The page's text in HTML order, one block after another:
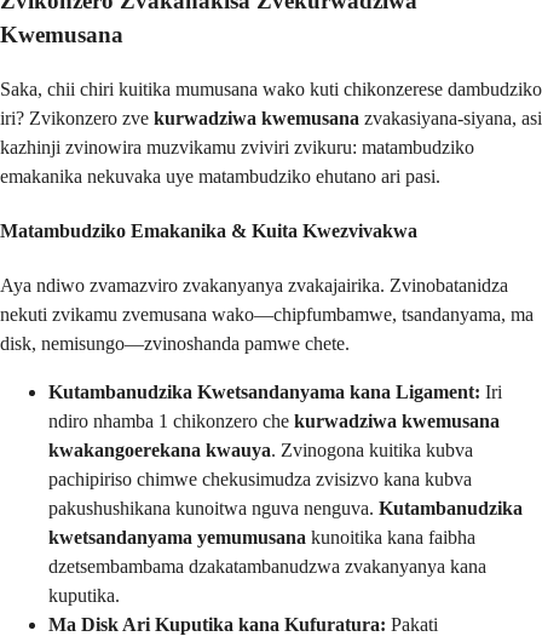
Kwemusana
Saka, chii chiri kuitika mumusana wako kuti chikonzerese dambudziko
iri? Zvikonzero zve kurwadziwa kwemusana zvakasiyana-siyana, asi
kazhinji zvinowira muzvikamu zviviri zvikuru: matambudziko
emakanika nekuvaka uye matambudziko ehutano ari pasi.
Matambudziko Emakanika & Kuita Kwezvivakwa
Aya ndiwo zvamazviro zvakanyanya zvakajairika. Zvinobatanidza
nekuti zvikamu zvemusana wako—chipfumbamwe, tsandanyama, ma
disk, nemisungo—zvinoshanda pamwe chete.
Kutambanudzika Kwetsandanyama kana Ligament: Iri
ndiro nhamba 1 chikonzero che kurwadziwa kwemusana
kwakangoerekana kwauya. Zvinogona kuitika kubva
pachipiriso chimwe chekusimudza zvisizvo kana kubva
pakushushikana kunoitwa nguva nenguva. Kutambanudzika
kwetsandanyama yemumusana kunoitika kana faibha
dzetsembambama dzakatambanudzwa zvakanyanya kana
kuputika.
Ma Disk Ari Kuputika kana Kufuratura: Pakati